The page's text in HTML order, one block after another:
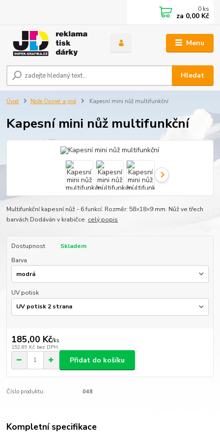
Menu
Hledat
0 ks
za 0,00 Kč
Úvod Nože Opinel a jiné Kapesní mini nůž multifunkční
Kapesní mini nůž multifunkční
Multifunkční kapesní nůž - 6 funkcí. Rozměr: 58×18×9 mm. Nůž ve třech
barvách.Dodáván v krabičce. celý popis
Dostupnost
Skladem
Barva
UV potisk
185,00 Kč/ks
152,89 Kč bez DPH
Přidat do košíku
Číslo produktu: 048
Kompletní specifikace